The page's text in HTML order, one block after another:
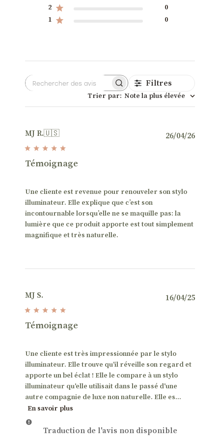
2
0
1
0
Rechercher
des
Filtres
Trier par: Note la plus élevée
MJ R.🇺🇸
Témoignage
Une cliente est revenue pour renouveler son stylo
illuminateur. Elle explique que c’est son
incontournable lorsqu’elle ne se maquille pas: la
lumière que ce produit apporte est tout simplement
magnifique et très naturelle.
Date
26/04/26
MJ S.
Témoignage
Une cliente est très impressionnée par le stylo
illuminateur. Elle trouve qu'il réveille son regard et
apporte un bel éclat ! Elle le compare à un stylo
illuminateur qu'elle utilisait dans le passé d'une
autre compagnie de luxe non naturelle. Elle es...
En savoir plus
Traduction de l'avis non disponible
Date
16/04/25